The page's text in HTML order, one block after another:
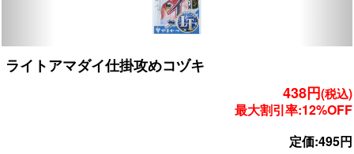
ライトアマダイ仕掛攻めコヅキ
438円(税込)
最大割引率:12%OFF
定価:495円